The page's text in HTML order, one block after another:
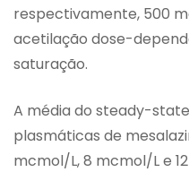
respectivamente, 500
acetilação dose-
saturação.
A média do steady-
plasmáticas de
mcmol/L, 8 mcmol/L e